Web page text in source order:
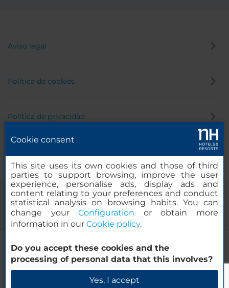
NH Madrid Ribera del Manzanares
Verificar disponibilidad
Aviso legal
Política de cookies
Política de privacidad
© 2000-2026 MINOR HOTELS EUROPE & AMERICAS Santa Engracia,
120. 28003 Madrid, España
Cookie consent
This site uses its own cookies and those of third
parties to support browsing, improve the user
experience, personalise ads, display ads and
content relating to your preferences and conduct
statistical analysis on browsing habits. You can
change yourConfiguration or obtain more
information in our Cookie policy.
Do you accept these cookies and the
processing of personal data that this involves?
Yes, I accept